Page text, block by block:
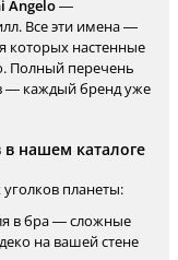
Angelo—
Все эти имена —
которых настенные
Полный перечень
— каждый бренд уже
в нашем каталоге
планеты:
в бра — сложные
на вашей стене